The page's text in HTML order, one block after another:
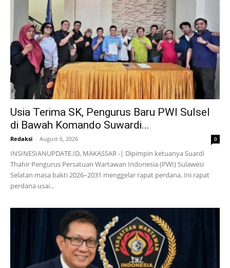
Usia Terima SK, Pengurus Baru PWI Sulsel
di Bawah Komando Suwardi...
Redaksi - August 6, 2026 0
INSINESIANUPDATE.ID, MAKASSAR -| Dipimpin ketuanya Suardi
Thahir Pengurus Persatuan Wartawan Indonesia (PWI) Sulawesi
Selatan masa bakti 2026–2031 menggelar rapat perdana. Ini rapat
perdana usai...